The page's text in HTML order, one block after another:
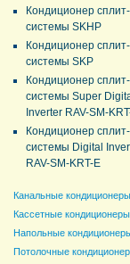
Кондиционер сплит-
системы SKHP
Кондиционер сплит-
системы SKP
Кондиционер сплит-
системы Super
Inverter RAV-SM-
Кондиционер сплит-
системы Digital
RAV-SM-KRT-E
Канальные кондиционеры
Кассетные кондиционеры
Напольные
Потолочные